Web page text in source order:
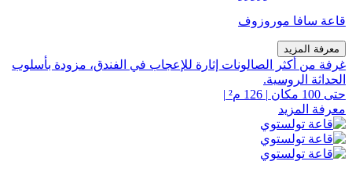
قاعة سافا موروزوف
معرفة المزيد
غرفة من أكثر الصالونات إثارة للإعجاب في الفندق، مزودة بأسلوب
الحداثة الروسية.
حتى 100 مكان
| 126 م²
|
معرفة المزيد